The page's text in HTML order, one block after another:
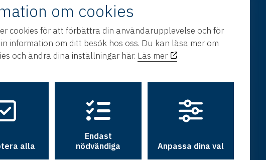
Design och utveckling avHamrén
om cookies
cookies för att förbättra din användarupplevelse och för
information om ditt besök hos oss. Du kan läsa mer om
och ändra dina inställningar här. Läs mer
alla
Endast
nödvändiga
Anpassa dina val